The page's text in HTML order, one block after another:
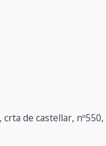
crta de castellar, nº550,